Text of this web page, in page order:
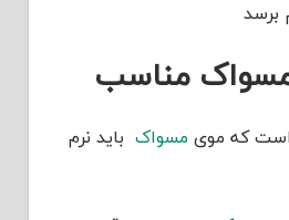
مسواک مناسب
است که موی مسواک باید نرم